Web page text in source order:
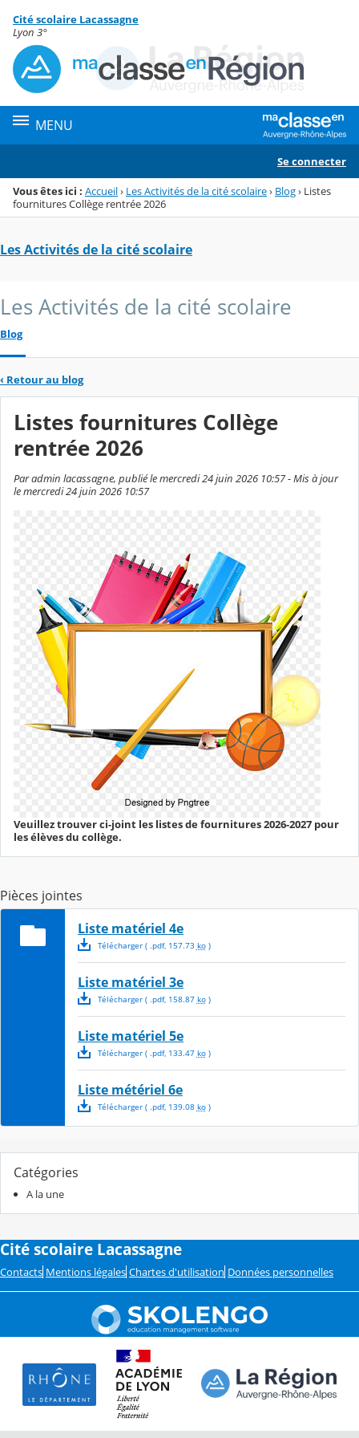
Menu de la rubrique
Contenu
Cité scolaire Lacassagne
Lyon 3°
MENU
Se connecter
Vous êtes ici : Accueil› Les Activités de la cité scolaire› Blog› Listes
fournitures Collège rentrée 2026
Les Activités de la cité scolaire
Les Activités de la cité scolaire
Blog
‹ Retour au blog
Listes fournitures Collège
rentrée 2026
Par admin lacassagne, publié le mercredi 24 juin 2026 10:57 - Mis à jour
le mercredi 24 juin 2026 10:57
Veuillez trouver ci-joint les listes de fournitures 2026-2027 pour
les élèves du collège.
Pièces jointes
Liste matériel 4e
Télécharger( .pdf, 157.73 ko)
Liste matériel 3e
Télécharger( .pdf, 158.87 ko)
Liste matériel 5e
Télécharger( .pdf, 133.47 ko)
Liste métériel 6e
Télécharger( .pdf, 139.08 ko)
Catégories
A la une
Cité scolaire Lacassagne
Contacts Mentions légales Chartes d'utilisation Données personnelles